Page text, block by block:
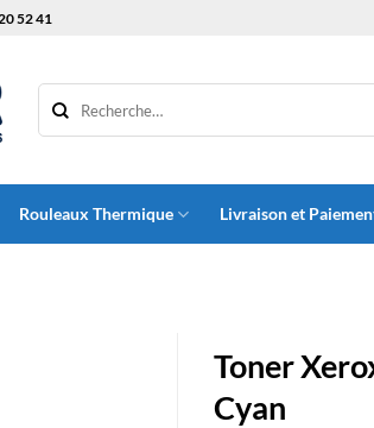
52 41
Rouleaux Thermique Livraison et
Toner
Cyan